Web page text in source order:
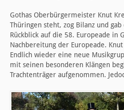
Gothas Oberbürgermeister Knut
Thüringen steht, zog Bilanz und
Rückblick auf die 58. Europeade
Nachbereitung der Europeade.
Endlich wieder eine neue
mit seinen besonderen Klängen
Trachtenträger aufgenommen.